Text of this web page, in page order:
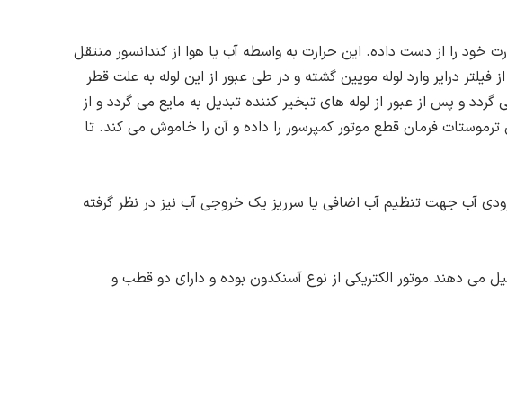
خود را از دست داده. این حرارت به واسطه آب یا هوا از کندانسور منتقل
درایر وارد لوله مویین گشته و در طی عبور از این لوله به علت قطر
و پس از عبور از لوله های تبخیر کننده تبدیل به مایع می گردد و از
فرمان قطع موتور کمپرسور را داده و آن را خاموش می کند. تا
آب جهت تنظیم آب اضافی یا سرریز یک خروجی آب نیز در نظر گرفته
می دهند.موتور الکتریکی از نوع آسنکدون بوده و دارای دو قطب و